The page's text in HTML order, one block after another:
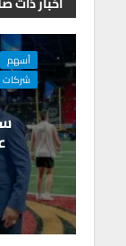
o
o
kأسهم
شركات